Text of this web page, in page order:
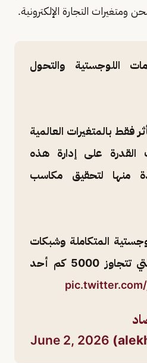
ومتغيرات التجارة الإلكترونية.
اللوجستية والتحول
فقط بالمتغيرات العالمية
على إدارة هذه
منها لتحقيق مكاسب
المتكاملة وشبكات
السكك الحديدية التي تتجاوز 5000 كم أحد
June 2, 2026